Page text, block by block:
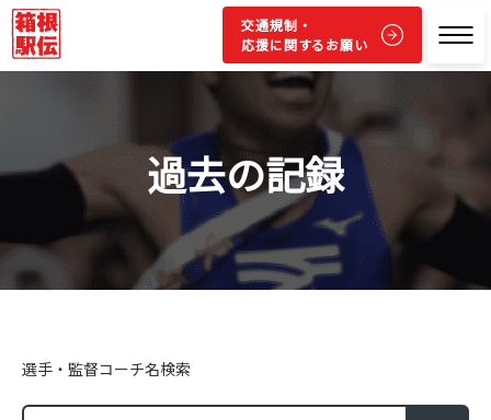
交通規制・
応援に関するお願い
過去の記録
選手・監督コーチ名検索